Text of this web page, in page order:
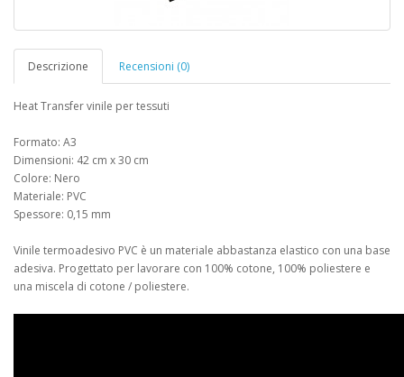
Descrizione Recensioni (0)
Heat Transfer vinile per tessuti
Formato: A3
Dimensioni: 42 cm x 30 cm
Colore: Nero
Materiale: PVC
Spessore: 0,15 mm
Vinile termoadesivo PVC è un materiale abbastanza elastico con una base
adesiva. Progettato per lavorare con 100% cotone, 100% poliestere e
una miscela di cotone / poliestere.